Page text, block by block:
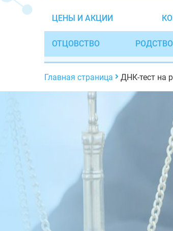
ЦЕНЫ И АКЦИИ
ОТЦОВСТВО РОДСТВО
Главная страница ДНК-тест на